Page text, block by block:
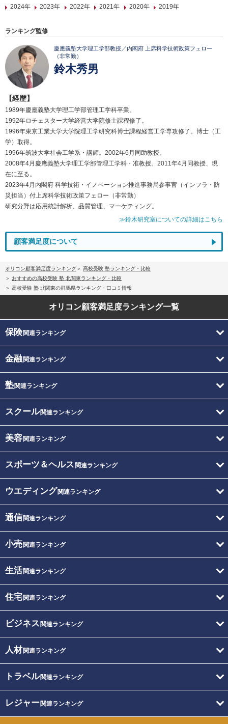
2024年
2023年 2022年 2021年 2020年 2019年
ランキング監修
慶應義塾大学理工学部教授／内閣府 上席科学技術政策フェロー
（非常勤）
鈴木秀男
【経歴】
1989年慶應義塾大学理工学部管理工学科卒業。
1992年ロチェスター大学経営大学院修士課程修了。
1996年東京工業大学大学院理工学研究科博士課程経営工学専攻修了。博士（工
学）取得。
1996年筑波大学社会工学系・講師。2002年6月同助教授。
2008年4月慶應義塾大学理工学部管理工学科・准教授。2011年4月同教授、現
在に至る。
2023年4月内閣府 科学技術・イノベーション推進事務局参事官（インフラ・防
災担当）付上席科学技術政策フェロー（非常勤）
研究分野は応用統計解析、品質管理、マーケティング。
≫鈴木研究室についての詳細はこちら
顧客満足度について
オリコン顧客満足度ランキング
高校受験 塾ランキング・比較
おすすめの高校受験 塾 北関東ランキング・比較
高校受験 塾 北関東の群馬県ランキング・口コミ情報
オリコン顧客満足度ランキング一覧
保険関連ランキング
金融関連ランキング
塾関連ランキング
スクール関連ランキング
美容関連ランキング
スポーツ＆ヘルス 関連ランキング
ウエディング関連ランキング
通信関連ランキング
小売関連ランキング
生活関連ランキング
住宅関連ランキング
ビジネス 関連ランキング
人材関連ランキング
トラベル関連ランキング
レジャー関連ランキング